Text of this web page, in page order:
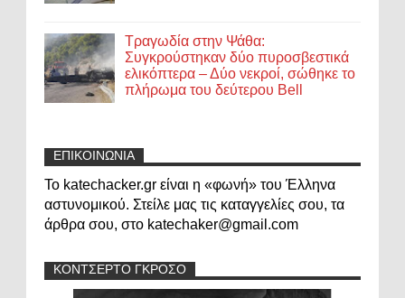
Τραγωδία στην Ψάθα:
Συγκρούστηκαν δύο πυροσβεστικά
ελικόπτερα – Δύο νεκροί, σώθηκε το
πλήρωμα του δεύτερου Bell
ΕΠΙΚΟΙΝΩΝΙΑ
Το katechacker.gr είναι η «φωνή» του Έλληνα
αστυνομικού. Στείλε μας τις καταγγελίες σου, τα
άρθρα σου, στο katechaker@gmail.com
ΚΟΝΤΣΕΡΤΟ ΓΚΡΟΣΟ